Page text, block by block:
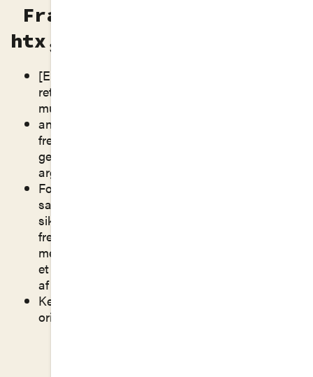
Fra læreplanen Dansk –
htx, 2017
[Eleven skal kunne] demonstrere indsigt i
retoriske, herunder stilistiske, virkemidler i såvel
mundtlige som skriftlige sammenhænge.
anvende forskellige mundtlige og skriftlige
fremstillingsformer formålsbestemt og
genrebevidst, herunder redegøre, kommentere,
argumentere, diskutere, vurdere og reflektere.
Formål: Gennem udvikling af kritisk-analytisk
sans, refleksionsevne samt beherskelse af et
sikkert sprogligt udtryk, er formålet endeligt at
fremme elevernes muligheder for som
medborgere at orientere sig og aktivt tage del i
et demokratisk og globaliseret samfund præget
af digitalisering.
Kernestof: svenske og norske tekster på
originalsprog.